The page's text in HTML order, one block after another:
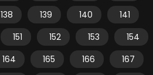
138 139 140
141
151 152 153
154
164 165 166
167